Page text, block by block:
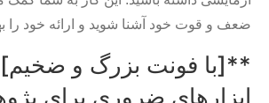
ضعف و قوت خود آشنا شوید و ارائه خود را
**[با فونت بزرگ و
ابزارهای ضروری برای